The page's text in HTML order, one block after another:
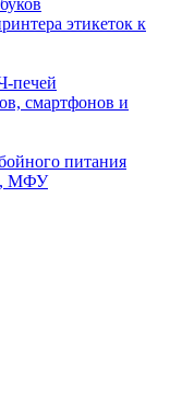
этикеток к
печей
смартфонов и
питания
МФУ